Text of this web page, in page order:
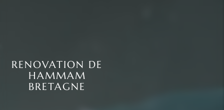
RENOVATION DE
HAMMAM
BRETAGNE